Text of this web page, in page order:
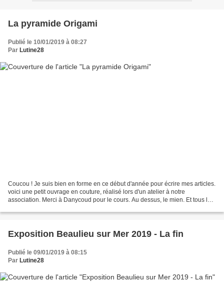
La pyramide Origami
Publié le 10/01/2019 à 08:27
Par Lutine28
Coucou ! Je suis bien en forme en ce début d'année pour écrire mes articles.
voici une petit ouvrage en couture, réalisé lors d'un atelier à notre
association. Merci à Danycoud pour le cours. Au dessus, le mien. Et tous les
Exposition Beaulieu sur Mer 2019 - La fin
Publié le 09/01/2019 à 08:15
Par Lutine28